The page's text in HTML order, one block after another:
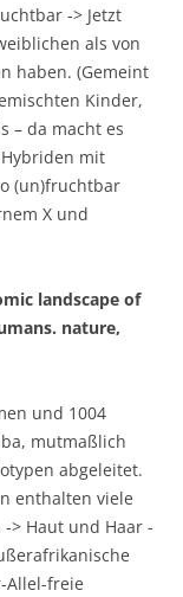
-> Jetzt
als von
haben. (Gemeint
Kinder,
– da macht es
mit
(un)fruchtbar
X und
landscape of
nature,
und 1004
mutmaßlich
abgeleitet.
enthalten viele
> Haut und Haar -
Allel-freie